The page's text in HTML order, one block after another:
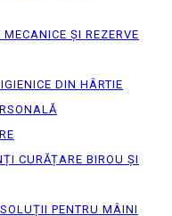
MECANICE ȘI REZERVE
DIN HÂRTIE
CURĂȚARE BIROU ȘI
PENTRU MÂINI